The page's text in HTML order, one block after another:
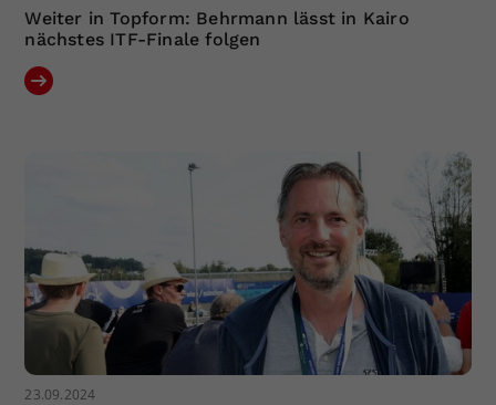
Weiter in Topform: Behrmann lässt in Kairo
nächstes ITF-Finale folgen
23.09.2024